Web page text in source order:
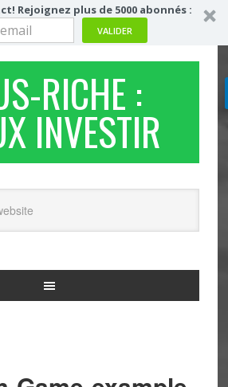
Rejoignez plus de 5000 abonnés :
VALIDER
RICHE :
INVESTIR